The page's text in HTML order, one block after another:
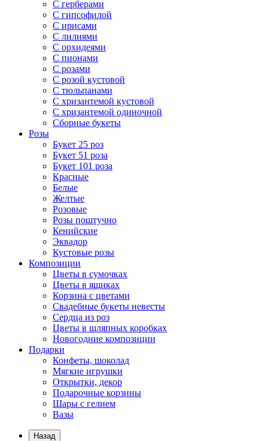
С герберами
С гипсофилой
С ирисами
С лилиями
С орхидеями
С пионами
С розами
С розой кустовой
С тюльпанами
С хризантемой кустовой
С хризантемой одиночной
Сборные букеты
Розы
Букет 25 роз
Букет 51 роза
Букет 101 роза
Красные
Белые
Желтые
Розовые
Розы поштучно
Кенийские
Эквадор
Кустовые розы
Композиции
Цветы в сумочках
Цветы в ящиках
Корзина с цветами
Свадебные букеты невесты
Сердца из роз
Цветы в шляпных коробках
Новогодние композиции
Подарки
Конфеты, шоколад
Мягкие игрушки
Открытки, декор
Подарочные корзины
Шары с гелием
Вазы
Назад